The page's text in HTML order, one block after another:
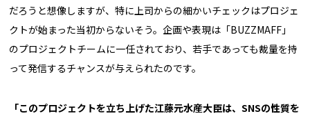
だろうと想像しますが、特に上司からの細かいチェックはプロジェ
クトが始まった当初からないそう。企画や表現は「BUZZMAFF」
のプロジェクトチームに一任されており、若手であっても裁量を持
って発信するチャンスが与えられたのです。
「このプロジェクトを立ち上げた江藤元水産大臣は、SNSの性質を